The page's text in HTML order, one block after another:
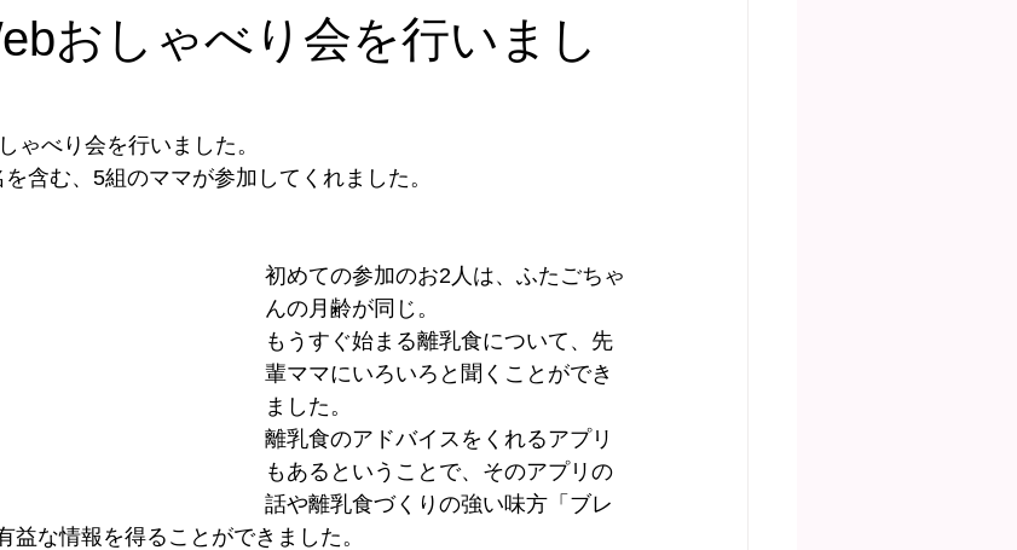
おしゃべり会を行いまし
ゃべり会を行いました。
含む、5組のママが参加してくれました。
初めての参加のお2人は、ふたごちゃ
んの月齢が同じ。
もうすぐ始まる離乳食について、先
輩ママにいろいろと聞くことができ
ました。
離乳食のアドバイスをくれるアプリ
もあるということで、そのアプリの
話や離乳食づくりの強い味方「ブレ
益な情報を得ることができました。